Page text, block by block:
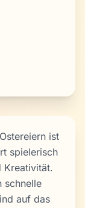
ist
spielerisch
Kreativität.
schnelle
auf das